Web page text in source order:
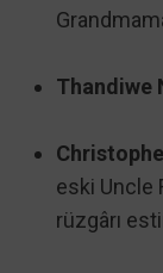
Thandiwe
eski Uncle
rüzgârı